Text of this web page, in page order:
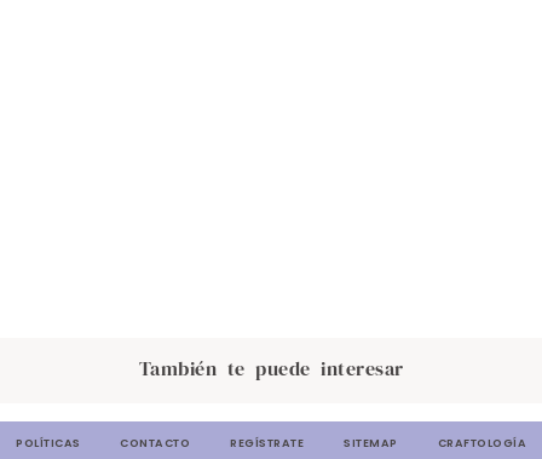
También te puede interesar
POLÍTICAS CONTACTO REGÍSTRATE SITEMAP CRAFTOLOGÍA